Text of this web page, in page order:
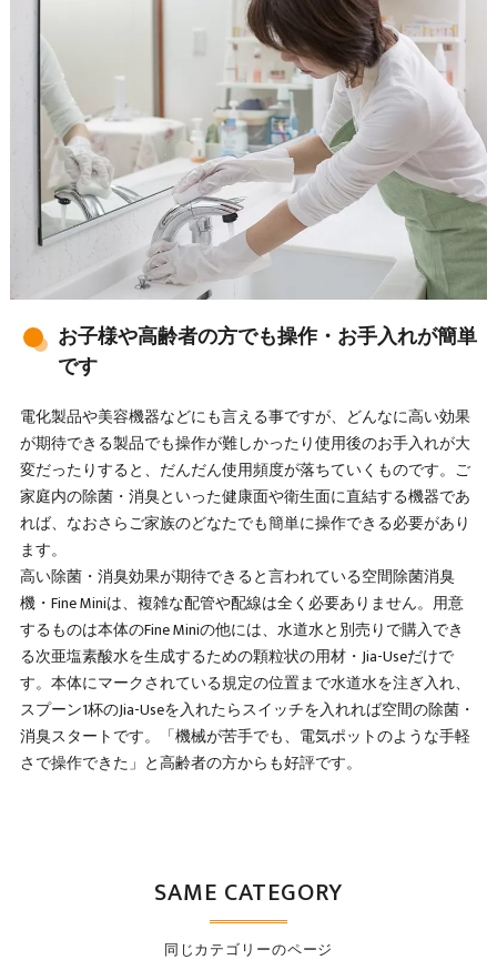
お子様や高齢者の方でも操作・お手入れが簡単
です
電化製品や美容機器などにも言える事ですが、どんなに高い効果
が期待できる製品でも操作が難しかったり使用後のお手入れが大
変だったりすると、だんだん使用頻度が落ちていくものです。ご
家庭内の除菌・消臭といった健康面や衛生面に直結する機器であ
れば、なおさらご家族のどなたでも簡単に操作できる必要があり
ます。
高い除菌・消臭効果が期待できると言われている空間除菌消臭
機・Fine Miniは、複雑な配管や配線は全く必要ありません。用意
するものは本体のFine Miniの他には、水道水と別売りで購入でき
る次亜塩素酸水を生成するための顆粒状の用材・Jia-Useだけで
す。本体にマークされている規定の位置まで水道水を注ぎ入れ、
スプーン1杯のJia-Useを入れたらスイッチを入れれば空間の除菌・
消臭スタートです。「機械が苦手でも、電気ポットのような手軽
さで操作できた」と高齢者の方からも好評です。
同じカテゴリーのページ
SAME CATEGORY